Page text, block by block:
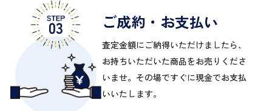
ご成約・お支払い
査定金額にご納得いただけましたら、
お持ちいただいた商品をお売りくださ
いませ。その場ですぐに現金でお支払
いいたします。